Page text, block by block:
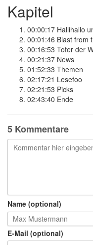
Kapitel
00:00:17 Hallihallo
00:01:46 Blast from
00:16:53 Toter der
00:21:37 News
01:52:33 Themen
02:17:21 Lesefoo
02:21:53 Picks
02:43:40 Ende
5 Kommentare
Name (optional)
E-Mail (optional)